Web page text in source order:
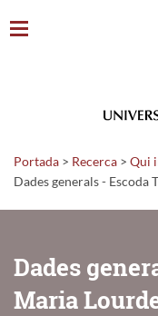
Portada > Recerca > Qui
Dades generals - Escoda
Dades
Maria